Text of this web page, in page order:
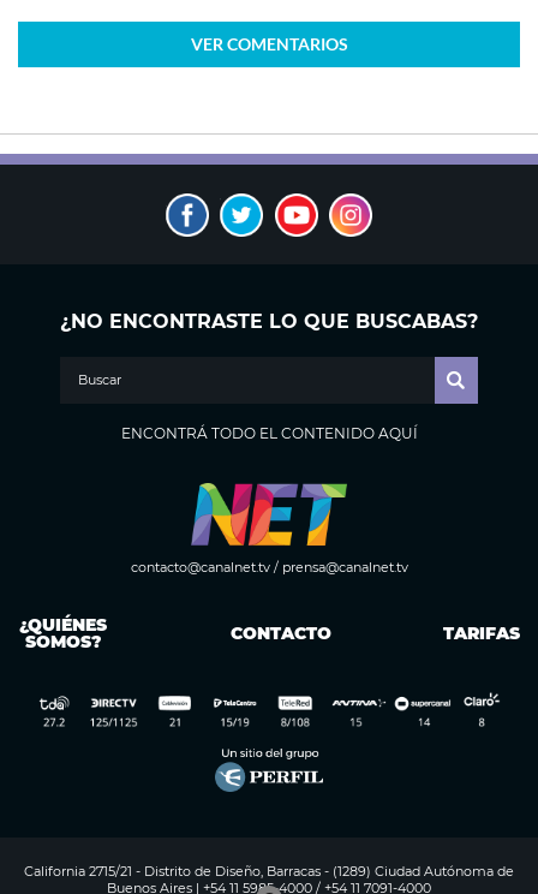
VER COMENTARIOS
¿NO ENCONTRASTE LO QUE BUSCABAS?
ENCONTRÁ TODO EL CONTENIDO AQUÍ
contacto@canalnet.tv/ prensa@canalnet.tv
¿QUIÉNES
SOMOS? CONTACTO TARIFAS
California 2715/21 - Distrito de Diseño, Barracas - (1289) Ciudad Autónoma de
Buenos Aires | +54 11 5985-4000 / +54 11 7091-4000